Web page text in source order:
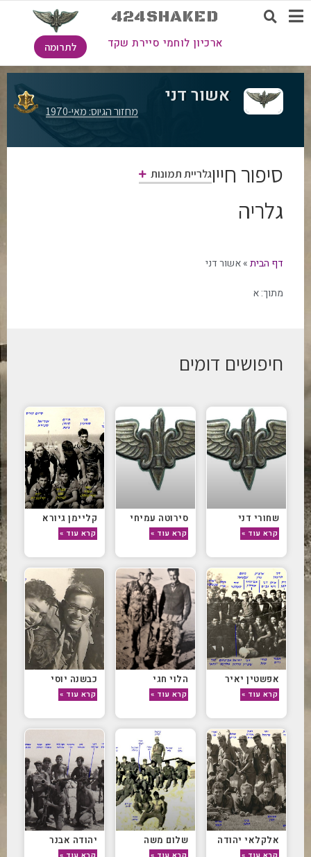
424SHAKED
ארכיון לוחמי סיירת שקד לתרומה
אשור דני
מחזור הגיוס: מאי-1970
סיפור חייוגלריית תמונות
גלריה
דף הבית»אשור דני
מתוך:א
חיפושים דומים
שחורי דני
קרא עוד »
סירוטה עמיחי
קרא עוד »
קליימן גיורא
קרא עוד »
אפשטין יאיר
קרא עוד »
הלוי חגי
קרא עוד »
כבשנה יוסי
קרא עוד »
אלקלאי יהודה שלום משה יהודה אבנר